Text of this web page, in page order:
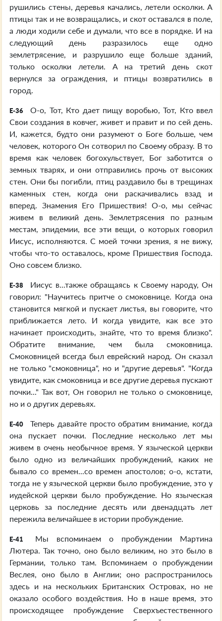
рушились стены, деревья качались, летели осколки. А
птицы так и не возвращались, и скот оставался в поле,
а люди ходили себе и думали, что все в порядке. И на
следующий день разразилось еще одно
землетрясение, и разрушило еще больше зданий,
только осколки летели. А на третий день скот
вернулся за ограждения, и птицы возвратились в
город.
E-36
О-о, Тот, Кто дает пищу воробью, Тот, Кто ввел
Свои создания в ковчег, живет и правит и по сей день.
И, кажется, будто они разумеют о Боге больше, чем
человек, которого Он сотворил по Своему образу. В то
время как человек богохульствует, Бог заботится о
земных тварях, и они отправились прочь от высоких
стен. Они бы погибли, птиц раздавило бы в трещинах
каменных стен, когда они раскачивались взад и
вперед. Знамения Его Пришествия! О-о, мы сейчас
живем в великий день. Землетрясения по разным
местам, эпидемии, все эти вещи, о которых говорил
Иисус, исполняются. С моей точки зрения, я не вижу,
чтобы что-то оставалось, кроме Пришествия Господа.
Оно совсем близко.
E-38
Иисус в...также обращаясь к Своему народу, Он
говорил: "Научитесь притче о смоковнице. Когда она
становится мягкой и пускает листья, вы говорите, что
приближается лето. И когда увидите, как все это
начинает происходить, знайте, что то время близко".
Обратите внимание, чем была смоковница.
Смоковницей всегда был еврейский народ. Он сказал
не только "смоковница", но и "другие деревья". "Когда
увидите, как смоковница и все другие деревья пускают
почки..." Так вот, Он говорил не только о смоковнице,
но и о других деревьях.
E-40
Теперь давайте просто обратим внимание, когда
она пускает почки. Последние несколько лет мы
живем в очень необычное время. У языческой церкви
было одно из величайших пробуждений, каких не
бывало со времен...со времен апостолов; о-о, кстати,
тогда не у языческой церкви было пробуждение, это у
иудейской церкви было пробуждение. Но языческая
церковь за последние десять или двенадцать лет
пережила величайшее в истории пробуждение.
E-41
Мы вспоминаем о пробуждении Мартина
Лютера. Так точно, оно было великим, но это было в
Германии, только там. Вспоминаем о пробуждении
Веслея, оно было в Англии; оно распространилось
здесь и на нескольких Британских Островах, но не
оказало особого воздействия. Но в наше время, это
происходящее пробуждение Сверхъестественного